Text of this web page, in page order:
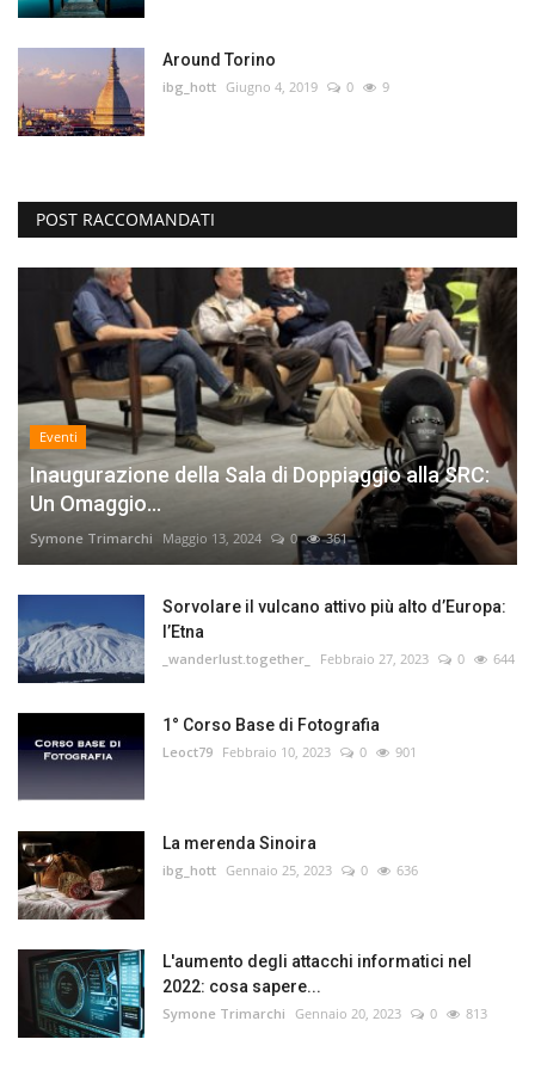
Around Torino
ibg_hott Giugno 4, 2019 0 9
POST RACCOMANDATI
Eventi
Inaugurazione della Sala di Doppiaggio alla SRC:
Un Omaggio...
Symone Trimarchi Maggio 13, 2024 0 361
Sorvolare il vulcano attivo più alto d’Europa:
l’Etna
_wanderlust.together_ Febbraio 27, 2023 0 644
1° Corso Base di Fotografia
Leoct79 Febbraio 10, 2023 0 901
La merenda Sinoira
ibg_hott Gennaio 25, 2023 0 636
L'aumento degli attacchi informatici nel
2022: cosa sapere...
Symone Trimarchi Gennaio 20, 2023 0 813